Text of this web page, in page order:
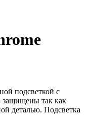
подсветкой с
так как
деталью. Подсветка